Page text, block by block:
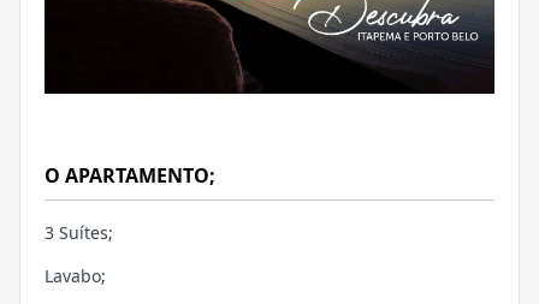
O APARTAMENTO;
3 Suítes;
Lavabo;